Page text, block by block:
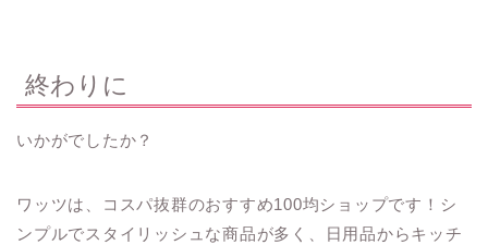
終わりに
いかがでしたか？
ワッツは、コスパ抜群のおすすめ100均ショップです！シ
ンプルでスタイリッシュな商品が多く、日用品からキッチ